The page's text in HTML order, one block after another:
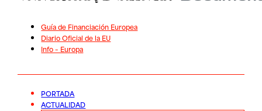
Guía de Financiación Europea
Diario Oficial de la EU
Info – Europa
PORTADA
ACTUALIDAD